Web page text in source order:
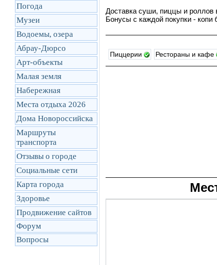
Погода
Музеи
Водоемы, озера
Абрау-Дюрсо
Арт-объекты
Малая земля
Набережная
Места отдыха 2026
Дома Новороссийска
Маршруты
транcпорта
Отзывы о городе
Социальные сети
Карта города
Здоровье
Продвижение сайтов
Форум
Вопросы
Доставка суши, пиццы и роллов
Бонусы с каждой покупки -
Пиццерии Рестораны и кафе